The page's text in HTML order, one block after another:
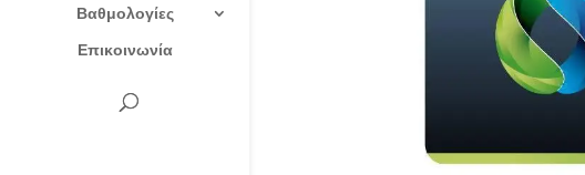
Βαθμολογίες
Επικοινωνία